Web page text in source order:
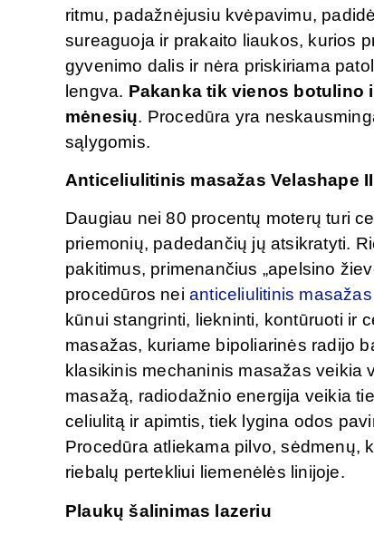
ritmu, padažnėjusiu kvėpavimu,
sureaguoja ir prakaito liaukos, kurios
gyvenimo dalis ir nėra priskiriama
lengva. Pakanka tik vienos botulino
mėnesių. Procedūra yra
sąlygomis.
Anticeliulitinis masažas Velashape
Daugiau nei 80 procentų moterų turi
priemonių, padedančių jų atsikratyti.
pakitimus, primenančius „apelsino
procedūros nei anticeliulitinis
kūnui stangrinti, liekninti, kontūruoti ir
masažas, kuriame bipoliarinės radijo
klasikinis mechaninis masažas veikia
masažą, radiodažnio energija veikia
celiulitą ir apimtis, tiek lygina odos
Procedūra atliekama pilvo, sėdmenų,
riebalų pertekliui liemenėlės linijoje.
Plaukų šalinimas lazeriu